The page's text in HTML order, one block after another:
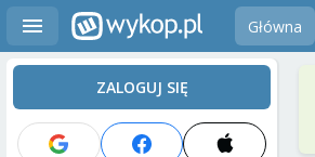
Główna
ZALOGUJ SIĘ